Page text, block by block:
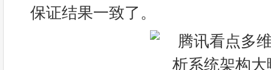
保证结果一致了。